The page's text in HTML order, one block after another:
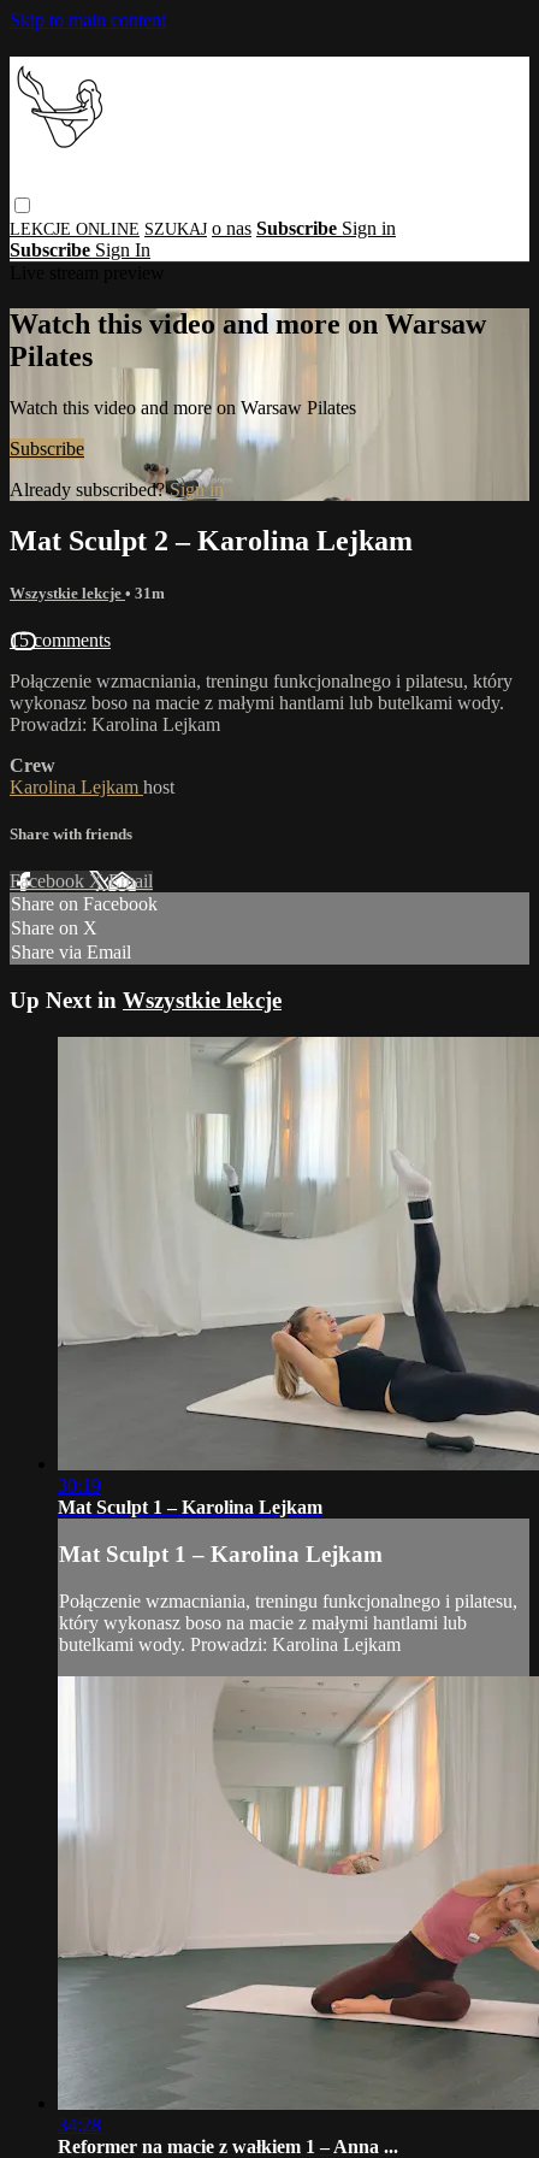
Skip to main content
o nas Subscribe Sign in
Subscribe Sign In
Watch this video and more on Warsaw
Pilates
Watch this video and more on Warsaw Pilates
Subscribe
Already subscribed?Sign in
Mat Sculpt 2 – Karolina Lejkam
Wszystkie lekcje • 31m
15 comments
Połączenie wzmacniania, treningu funkcjonalnego i pilatesu, który
wykonasz boso na macie z małymi hantlami lub butelkami wody.
Prowadzi: Karolina Lejkam
Crew
Karolina Lejkam host
Share with friends
Facebook XEmail
Share on Facebook
Share on X
Share via Email
Up Next in Wszystkie lekcje
30:19
Mat Sculpt 1 – Karolina Lejkam
Mat Sculpt 1 – Karolina Lejkam
Połączenie wzmacniania, treningu funkcjonalnego i pilatesu,
który wykonasz boso na macie z małymi hantlami lub
butelkami wody. Prowadzi: Karolina Lejkam
34:28
Reformer na macie z wałkiem 1 – Anna ...